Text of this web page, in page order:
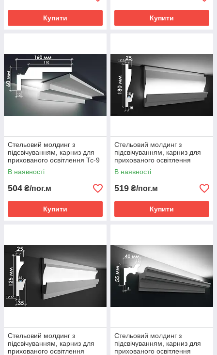
Купити Купити
Стельовий молдинг з
підсвічуванням, карниз для
прихованого освітлення Тс-9
В наявності
504 ₴/пог.м
Купити
Стельовий молдинг з
підсвічуванням, карниз для
прихованого освітлення
Тс-10
В наявності
519 ₴/пог.м
Купити
Стельовий молдинг з
підсвічуванням, карниз для
прихованого освітлення
Стельовий молдинг з
підсвічуванням, карниз для
прихованого освітлення